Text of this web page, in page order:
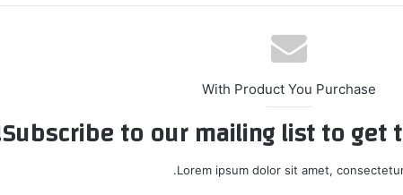
With Product You Purchase
Subscribe to our mailing list to get
Lorem ipsum dolor sit amet,